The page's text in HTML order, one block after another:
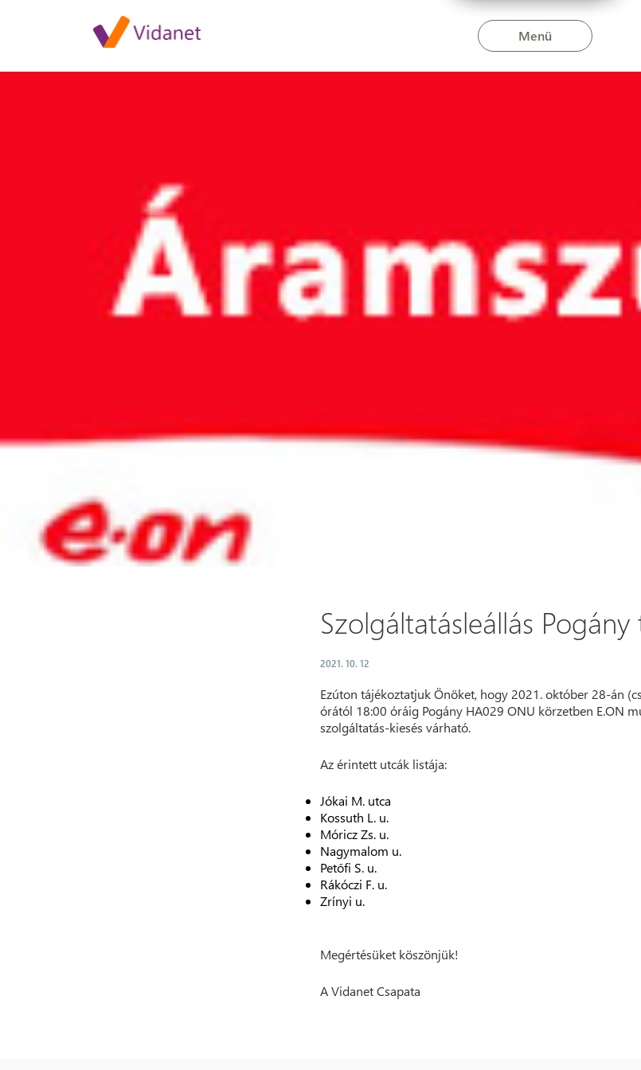
Menü
Szolgáltatásleállás Pogány területén
Szolgáltatásleállás
2021. 10. 12
Ezúton tájékoztatjuk Önöket, hogy 2021. október 28-án
órától 18:00 óráig Pogány HA029 ONU körzetben E.ON
szolgáltatás-kiesés várható.
Az érintett utcák listája:
Jókai M. utca
Kossuth L. u.
Móricz Zs. u.
Nagymalom u.
Petőfi S. u.
Rákóczi F. u.
Zrínyi u.
Megértésüket köszönjük!
A Vidanet Csapata